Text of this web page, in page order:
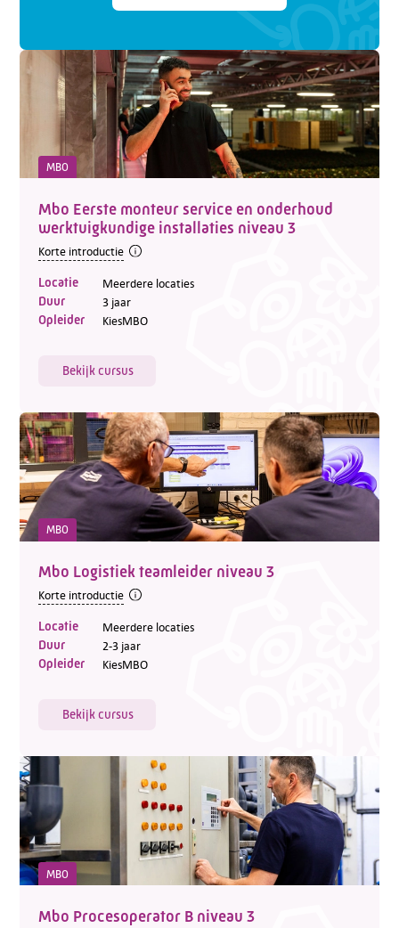
Telefoon:
088 - 329 20 70
E-mail:
info@kasgroeit.nl
Adviesgesprek
Contactformulier
MBO
Mbo Eerste monteur service en onderhoud
werktuigkundige installaties niveau 3
Korte introductie
Locatie Meerdere locaties
Duur 3 jaar
Opleider KiesMBO
Bekijk cursus
MBO
Mbo Logistiek teamleider niveau 3
Korte introductie
Locatie Meerdere locaties
Duur 2-3 jaar
Opleider KiesMBO
Bekijk cursus
MBO
Mbo Procesoperator B niveau 3